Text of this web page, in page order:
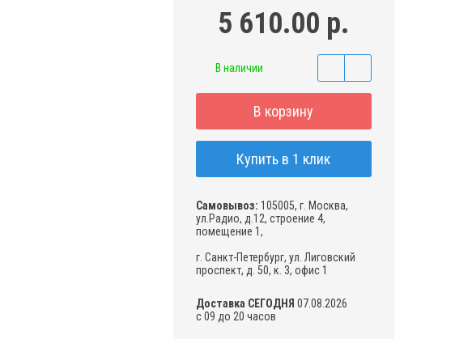
5 610.00 р.
В наличии
В корзину
Купить в 1 клик
Самовывоз: 105005, г. Москва,
ул.Радио, д.12, строение 4,
помещение 1,
г. Санкт-Петербург, ул. Лиговский
проспект, д. 50, к. 3, офис 1
Доставка СЕГОДНЯ 07.08.2026
с 09 до 20 часов